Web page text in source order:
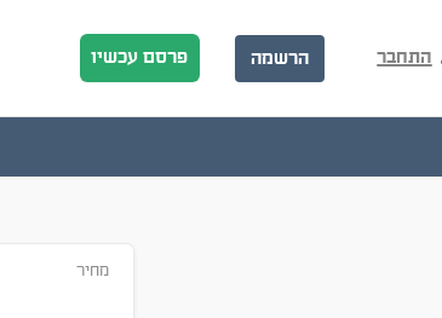
התחבר הרשמה פרסם עכשיו
מחיר